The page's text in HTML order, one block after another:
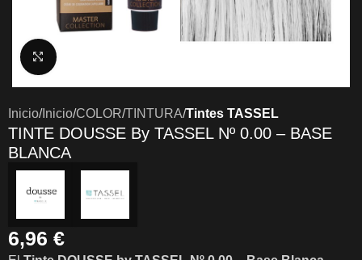
Clic para ampliar
Inicio Inicio COLOR TINTURA Tintes TASSEL
TINTE DOUSSE By TASSEL Nº 0.00 – BASE
BLANCA
6,96 €